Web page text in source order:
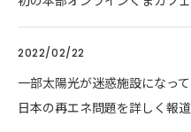
2022/02/22
一部太陽光が迷惑施設になっ
日本の再エネ問題を詳しく報道